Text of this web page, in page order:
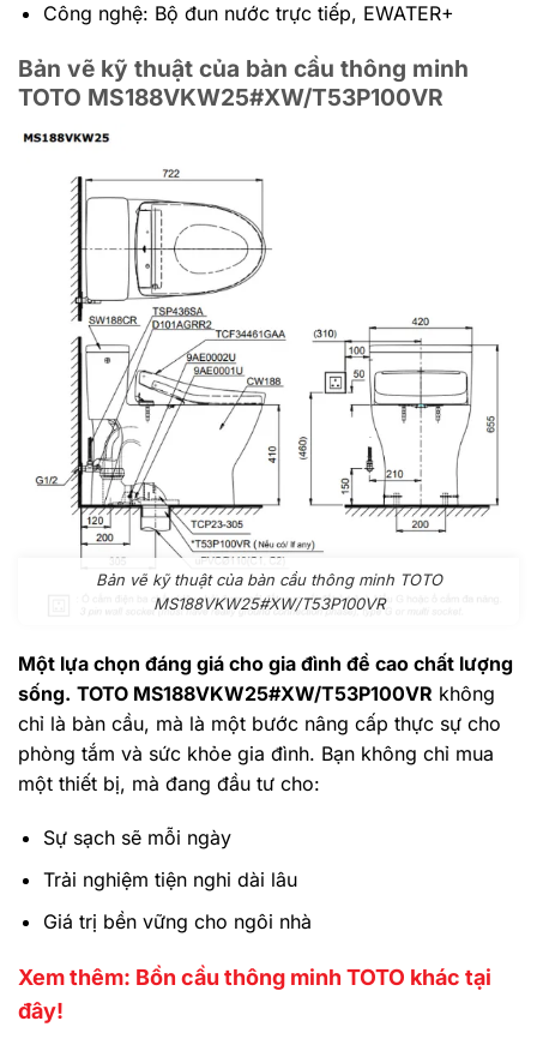
Công nghệ: Bộ đun nước trực tiếp, EWATER+
Bản vẽ kỹ thuật của bàn cầu thông minh
TOTO MS188VKW25#XW/T53P100VR
Bản vẽ kỹ thuật của bàn cầu thông minh TOTO
MS188VKW25#XW/T53P100VR
Một lựa chọn đáng giá cho gia đình đề cao chất lượng
sống. TOTO MS188VKW25#XW/T53P100VR không
chỉ là bàn cầu, mà là một bước nâng cấp thực sự cho
phòng tắm và sức khỏe gia đình. Bạn không chỉ mua
một thiết bị, mà đang đầu tư cho:
Sự sạch sẽ mỗi ngày
Trải nghiệm tiện nghi dài lâu
Giá trị bền vững cho ngôi nhà
Xem thêm: Bồn cầu thông minh TOTO khác tại
đây!